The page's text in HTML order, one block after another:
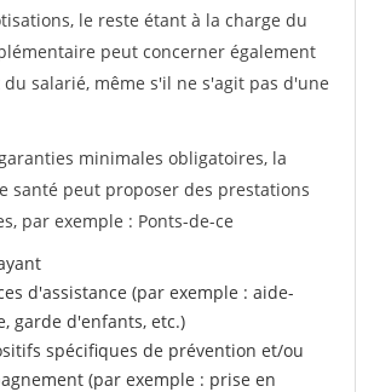
le reste étant à la charge du
peut concerner également
salarié, même s'il ne s'agit pas d'une
minimales obligatoires, la
santé peut proposer des prestations
par exemple : Ponts-de-ce
d'assistance (par exemple : aide-
garde d'enfants, etc.)
spécifiques de prévention et/ou
(par exemple : prise en